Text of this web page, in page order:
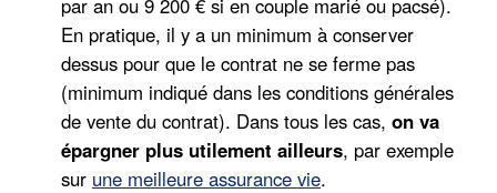
En pratique, il y a un minimum à conserver
dessus pour que le contrat ne se ferme pas
(minimum indiqué dans les conditions générales
de vente du contrat). Dans tous les cas, on va
épargner plus utilement ailleurs, par exemple
sur une meilleure assurance vie.